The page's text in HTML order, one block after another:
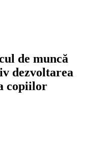
de muncă
dezvoltarea
copiilor